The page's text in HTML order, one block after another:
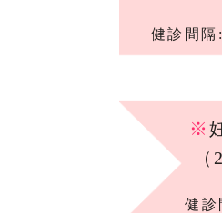
健診間隔
※
健診